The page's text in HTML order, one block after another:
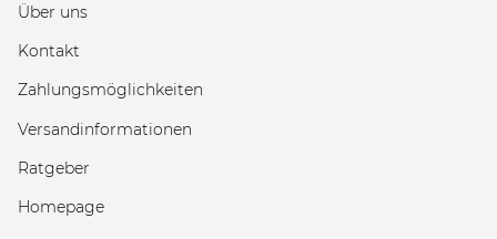
Über uns
Kontakt
Zahlungsmöglichkeiten
Versandinformationen
Ratgeber
Homepage